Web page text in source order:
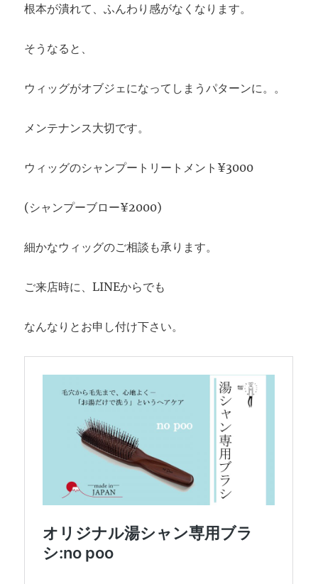
根本が潰れて、ふんわり感がなくなります。
そうなると、
ウィッグがオブジェになってしまうパターンに。。
メンテナンス大切です。
ウィッグのシャンプートリートメント¥3000
(シャンプーブロー¥2000)
細かなウィッグのご相談も承ります。
ご来店時に、LINEからでも
なんなりとお申し付け下さい。